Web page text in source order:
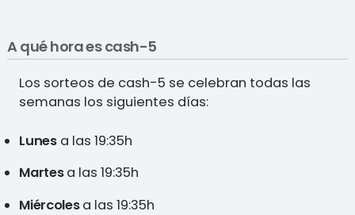
A qué hora es cash-5
Los sorteos de cash-5 se celebran todas las
semanas los siguientes días:
Lunesa las 19:35h
Martesa las 19:35h
Miércolesa las 19:35h